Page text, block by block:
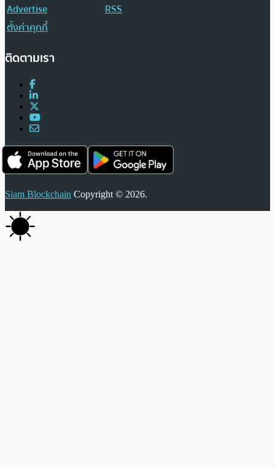
Advertise
RSS
ตั้งค่าคุกกี้
ติดตามเรา
Siam Blockchain Copyright © 2026.